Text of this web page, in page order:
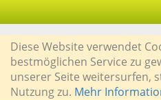
Diese Website verwendet
bestmöglichen Service zu
unserer Seite weitersurfen,
Nutzung zu. Mehr